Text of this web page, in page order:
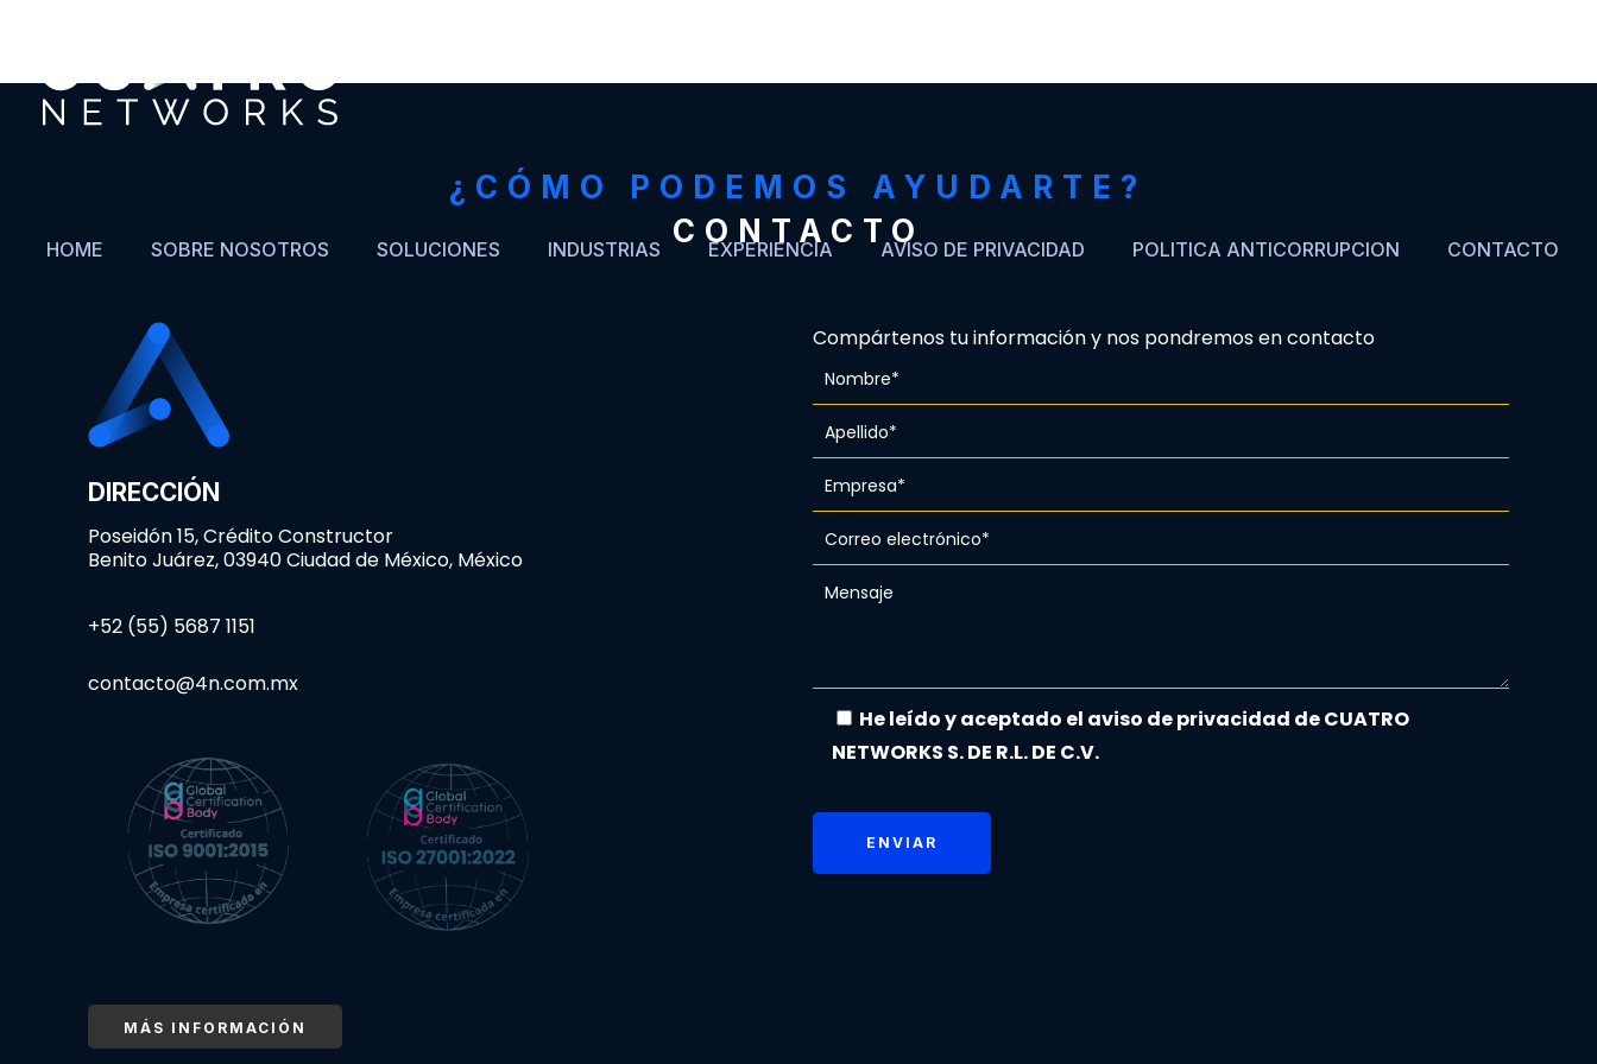
HOME SOBRE NOSOTROS SOLUCIONES INDUSTRIAS EXPERIENCIA AVISO DE PRIVACIDAD POLITICA ANTICORRUPCION CONTACTO
¿CÓMO PODEMOS AYUDARTE?
CONTACTO
DIRECCIÓN
Poseidón 15, Crédito Constructor
Benito Juárez, 03940 Ciudad de México, México
+52 (55) 5687 1151
contacto@4n.com.mx
MÁS INFORMACIÓN
Compártenos tu información y nos pondremos en contacto
He leído y aceptado el aviso de privacidad de CUATRO
NETWORKS S. DE R.L. DE C.V.